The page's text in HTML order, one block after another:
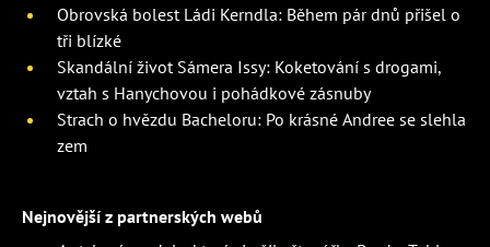
Obrovská bolest Ládi Kerndla: Během pár dnů přišel o
tři blízké
Skandální život Sámera Issy: Koketování s drogami,
vztah s Hanychovou i pohádkové zásnuby
Strach o hvězdu Bacheloru: Po krásné Andree se slehla
zem
Nejnovější z partnerských webů